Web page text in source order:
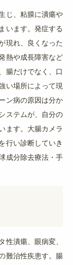
じ、粘膜に潰瘍や
います。発症する
現れ、良くなった
熱や成長障害など
腸だけでなく、口
い場所によって現
ン病の原因は分か
ステムが、自分の
ます。大腸カメラ
行い診断していき
成分除去療法・手
性潰瘍、眼病変、
難治性疾患す。腸